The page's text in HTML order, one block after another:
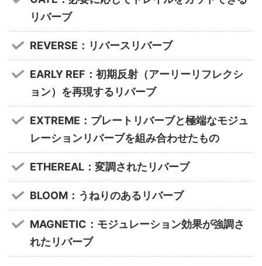
リバーブ
REVERSE：リバースリバーブ
EARLY REF：初期反射（アーリーリフレクシ
ョン）を再現するリバーブ
EXTREME：プレートリバーブと極端なモジュ
レーションリバーブを組み合わせたもの
ETHEREAL：変調されたリバーブ
BLOOM：うねりのあるリバーブ
MAGNETIC：モジュレーション効果が強調さ
れたリバーブ